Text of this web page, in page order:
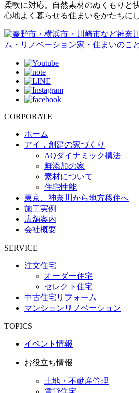
柔軟に対応。自然素材のぬくもりと
心地よく暮らせる住まいをかたちに
CORPORATE
ホーム
アイ．創建の家づくり
AQダイナミック構法
無添加の家
素材について
住宅性能
東京、神奈川から地方移住へ
施工実例
店舗案内
会社概要
SERVICE
注文住宅
オーダー住宅
セレクト住宅
中古住宅リフォーム
マンションリノベーション
TOPICS
イベント情報
お役立ち情報
土地・不動産管理